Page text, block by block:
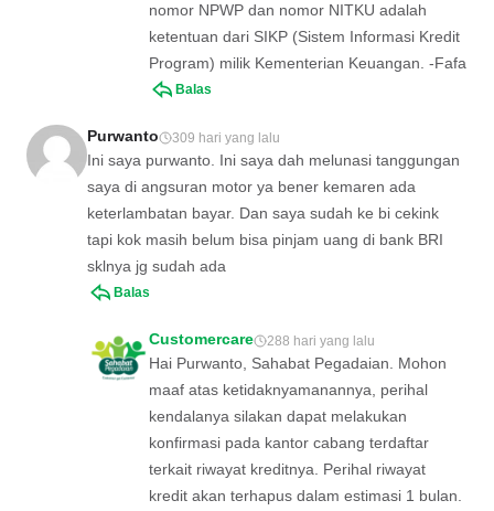
nomor NPWP dan nomor NITKU adalah
ketentuan dari SIKP (Sistem Informasi Kredit
Program) milik Kementerian Keuangan. -Fafa
Balas
Purwanto 309 hari yang lalu
Ini saya purwanto. Ini saya dah melunasi tanggungan
saya di angsuran motor ya bener kemaren ada
keterlambatan bayar. Dan saya sudah ke bi cekink
tapi kok masih belum bisa pinjam uang di bank BRI
sklnya jg sudah ada
Balas
Customercare 288 hari yang lalu
Hai Purwanto, Sahabat Pegadaian. Mohon
maaf atas ketidaknyamanannya, perihal
kendalanya silakan dapat melakukan
konfirmasi pada kantor cabang terdaftar
terkait riwayat kreditnya. Perihal riwayat
kredit akan terhapus dalam estimasi 1 bulan.